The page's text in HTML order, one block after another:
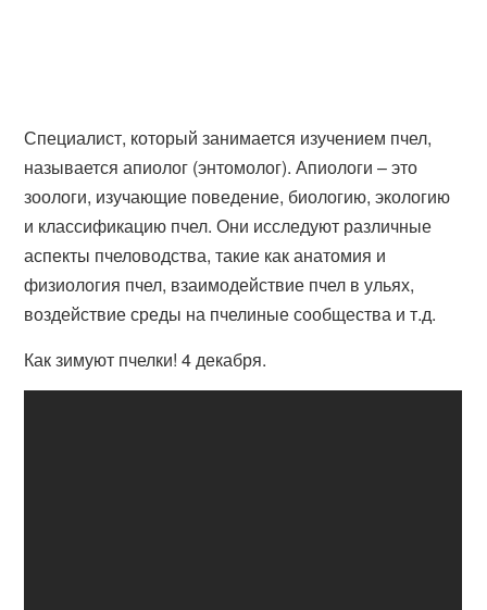
Специалист, который занимается изучением пчел,
называется апиолог (энтомолог). Апиологи – это
зоологи, изучающие поведение, биологию, экологию
и классификацию пчел. Они исследуют различные
аспекты пчеловодства, такие как анатомия и
физиология пчел, взаимодействие пчел в ульях,
воздействие среды на пчелиные сообщества и т.д.
Как зимуют пчелки! 4 декабря.